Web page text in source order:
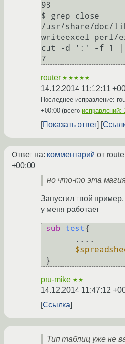
98
$ grep close
/usr/share/doc/
writeexcel-perl/
cut -d ':' -f 1 |
router ★★★★★
14.12.2014 11:12:11
Последнее исправление:
+00:00 (всего исправлений:
Показать ответ
Ответ на: комментарий от
+00:00
но что-то эта
Запустил твой
у меня работает
sub test{
pru-mike ★★
14.12.2014 11:47:12
Ссылка
Тип таблиц уже не